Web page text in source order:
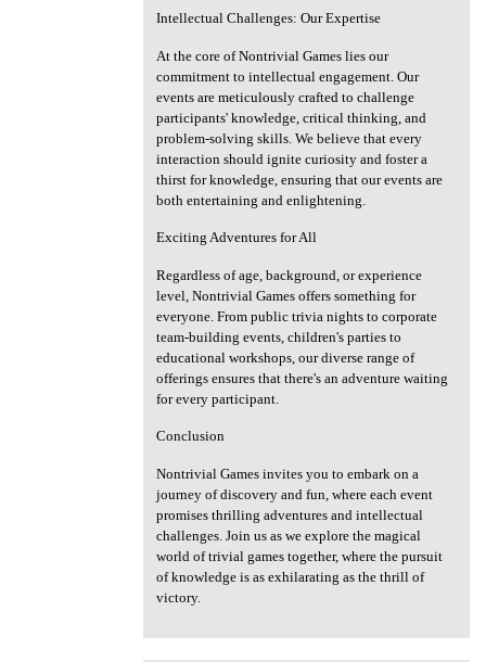
Intellectual Challenges: Our Expertise
At the core of Nontrivial Games lies our
commitment to intellectual engagement. Our
events are meticulously crafted to challenge
participants' knowledge, critical thinking, and
problem-solving skills. We believe that every
interaction should ignite curiosity and foster a
thirst for knowledge, ensuring that our events are
both entertaining and enlightening.
Exciting Adventures for All
Regardless of age, background, or experience
level, Nontrivial Games offers something for
everyone. From public trivia nights to corporate
team-building events, children's parties to
educational workshops, our diverse range of
offerings ensures that there's an adventure waiting
for every participant.
Conclusion
Nontrivial Games invites you to embark on a
journey of discovery and fun, where each event
promises thrilling adventures and intellectual
challenges. Join us as we explore the magical
world of trivial games together, where the pursuit
of knowledge is as exhilarating as the thrill of
victory.